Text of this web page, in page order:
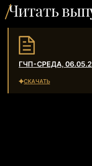
Читать
ГЧП-СРЕДА,
СКАЧАТЬ